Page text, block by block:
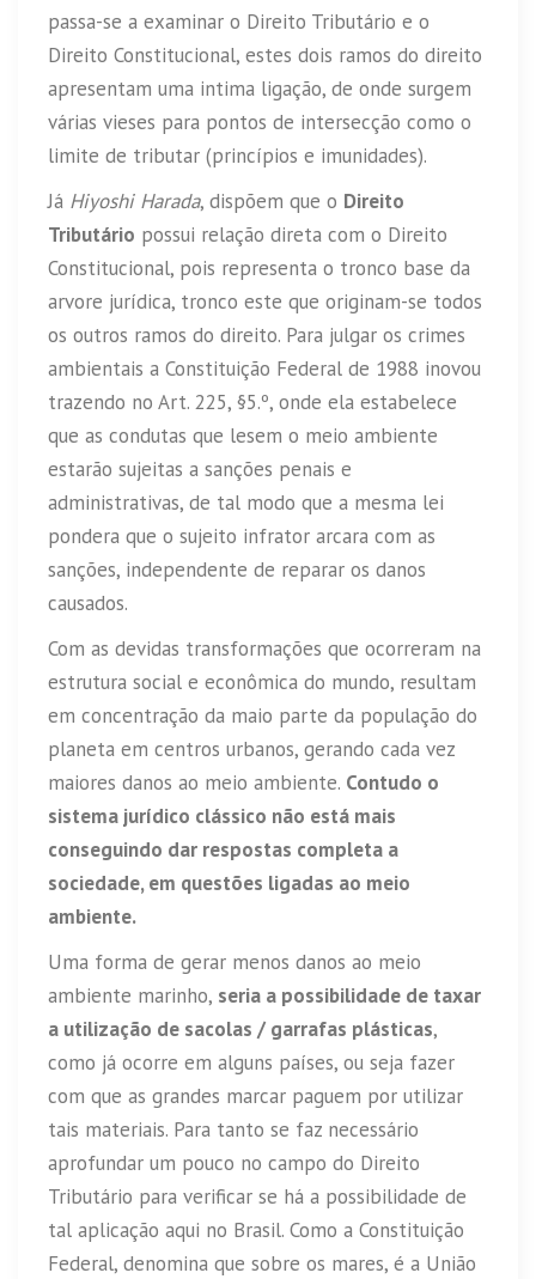
passa-se a examinar o Direito Tributário e o
Direito Constitucional, estes dois ramos do direito
apresentam uma intima ligação, de onde surgem
várias vieses para pontos de intersecção como o
limite de tributar (princípios e imunidades).
Já Hiyoshi Harada, dispõem que o Direito
Tributário possui relação direta com o Direito
Constitucional, pois representa o tronco base da
arvore jurídica, tronco este que originam-se todos
os outros ramos do direito. Para julgar os crimes
ambientais a Constituição Federal de 1988 inovou
trazendo no Art. 225, §5.º, onde ela estabelece
que as condutas que lesem o meio ambiente
estarão sujeitas a sanções penais e
administrativas, de tal modo que a mesma lei
pondera que o sujeito infrator arcara com as
sanções, independente de reparar os danos
causados.
Com as devidas transformações que ocorreram na
estrutura social e econômica do mundo, resultam
em concentração da maio parte da população do
planeta em centros urbanos, gerando cada vez
maiores danos ao meio ambiente. Contudo o
sistema jurídico clássico não está mais
conseguindo dar respostas completa a
sociedade, em questões ligadas ao meio
ambiente.
Uma forma de gerar menos danos ao meio
ambiente marinho, seria a possibilidade de taxar
a utilização de sacolas / garrafas plásticas,
como já ocorre em alguns países, ou seja fazer
com que as grandes marcar paguem por utilizar
tais materiais. Para tanto se faz necessário
aprofundar um pouco no campo do Direito
Tributário para verificar se há a possibilidade de
tal aplicação aqui no Brasil. Como a Constituição
Federal, denomina que sobre os mares, é a União